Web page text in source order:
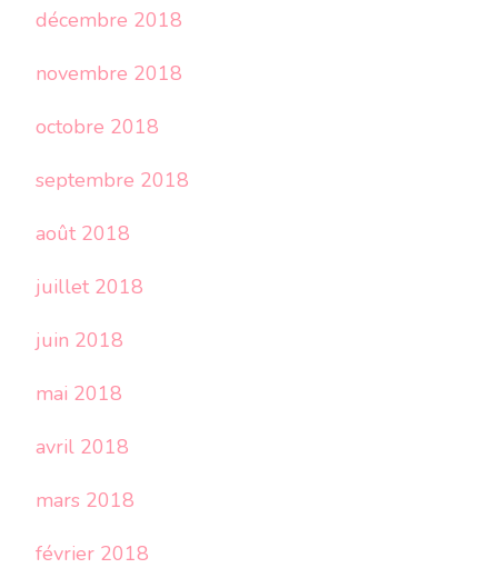
décembre 2018
novembre 2018
octobre 2018
septembre 2018
août 2018
juillet 2018
juin 2018
mai 2018
avril 2018
mars 2018
février 2018